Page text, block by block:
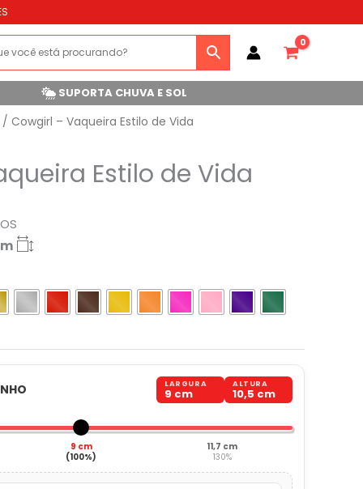
SUPORTA CHUVA E SOL
/ Cowgirl – Vaqueira Estilo de Vida
Estilo de Vida
LARGURA
9 cm
ALTURA
10,5 cm
9 cm
(100%)
11,7 cm
130%